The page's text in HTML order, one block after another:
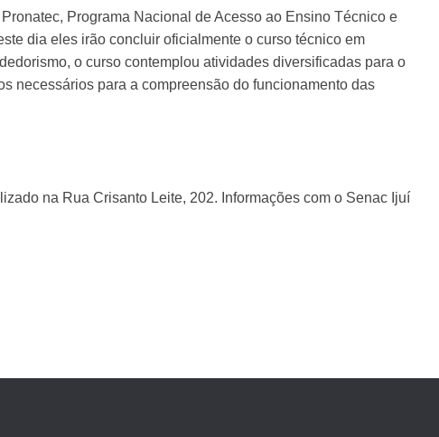
Programa Nacional de Acesso ao Ensino Técnico e
dia eles irão concluir oficialmente o curso técnico em
o curso contemplou atividades diversificadas para o
necessários para a compreensão do funcionamento das
na Rua Crisanto Leite, 202. Informações com o Senac Ijuí